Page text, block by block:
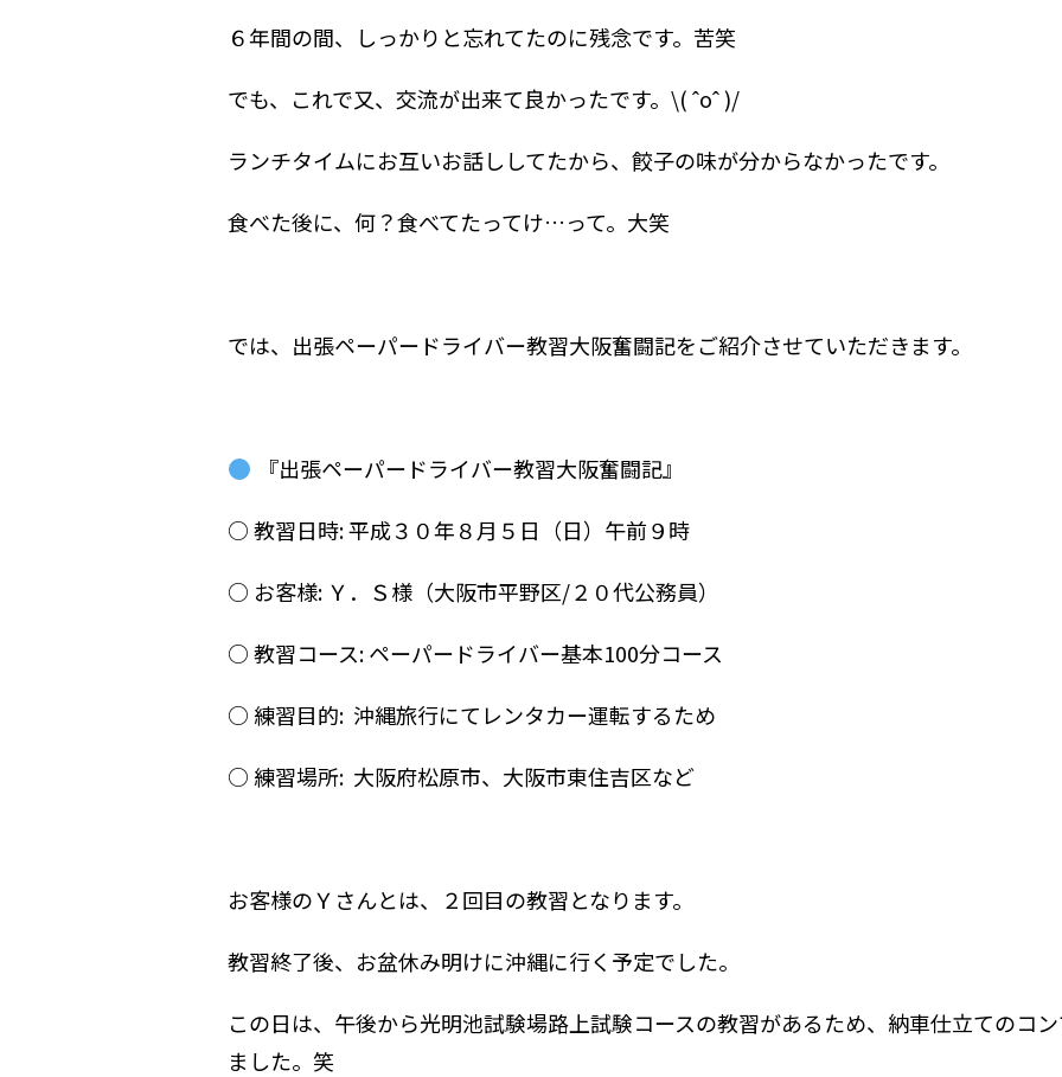
６年間の間、しっかりと忘れてたのに残念です。苦笑
でも、これで又、交流が出来て良かったです。\( ˆoˆ )/
ランチタイムにお互いお話ししてたから、餃子の味が分からなかったです。
食べた後に、何？食べてたってけ…って。大笑
では、出張ペーパードライバー教習大阪奮闘記をご紹介させていただきます。
『出張ペーパードライバー教習大阪奮闘記』
○ 教習日時: 平成３０年８月５日（日）午前９時
○ お客様: Ｙ．Ｓ様（大阪市平野区/２０代公務員）
○ 教習コース: ペーパードライバー基本100分コース
○ 練習目的: 沖縄旅行にてレンタカー運転するため
○ 練習場所: 大阪府松原市、大阪市東住吉区など
お客様のＹさんとは、２回目の教習となります。
教習終了後、お盆休み明けに沖縄に行く予定でした。
この日は、午後から光明池試験場路上試験コースの教習があるため、納車仕立てのコ
ました。笑